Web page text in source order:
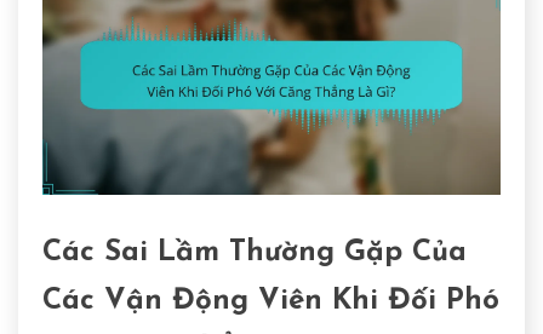
Các Sai Lầm Thường Gặp Của
Các Vận Động Viên Khi Đối Phó